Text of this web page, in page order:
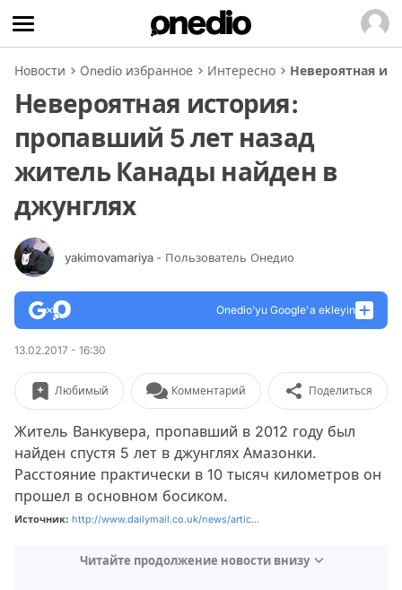
Новости Onedio избранное Интересно Невероятная
Невероятная история:
пропавший 5 лет назад
житель Канады найден в
джунглях
yakimovamariya - Пользователь Онедио
Onedio’yu Google'a ekleyin
13.02.2017 - 16:30
Любимый Комментарий Поделиться
Житель Ванкувера, пропавший в 2012 году был
найден спустя 5 лет в джунглях Амазонки.
Расстояние практически в 10 тысяч километров он
прошел в основном босиком.
Источник: http://www.dailymail.co.uk/news/artic...
Читайте продолжение новости внизу